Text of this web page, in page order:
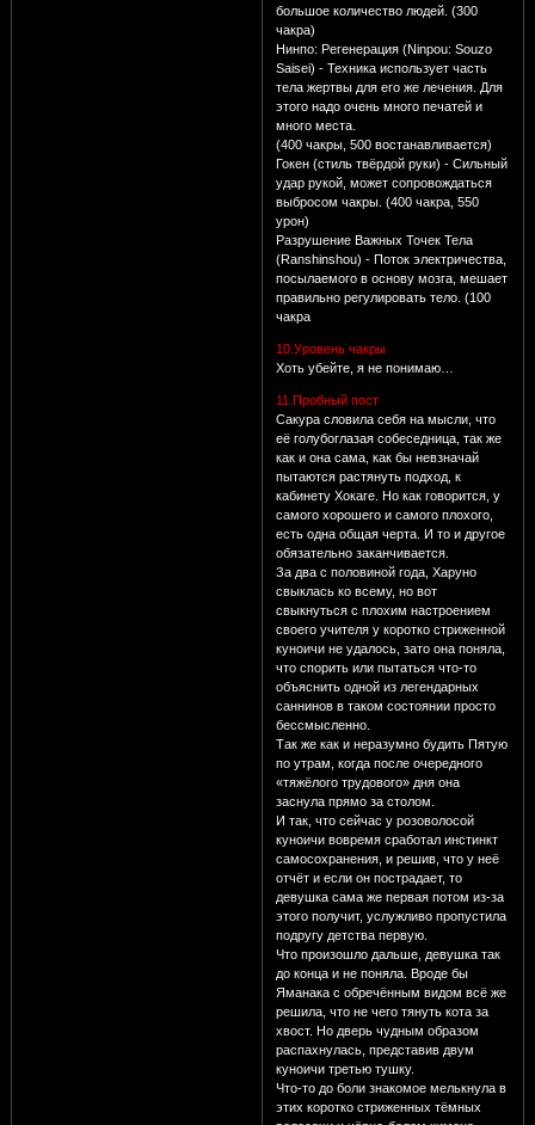
большое количество людей. (300
чакра)
Нинпо: Регенерация (Ninpou: Souzo
Saisei) - Техника использует часть
тела жертвы для его же лечения. Для
этого надо очень много печатей и
много места.
(400 чакры, 500 востанавливается)
Гокен (стиль твёрдой руки) - Сильный
удар рукой, может сопровождаться
выбросом чакры. (400 чакра, 550
урон)
Разрушение Важных Точек Тела
(Ranshinshou) - Поток электричества,
посылаемого в основу мозга, мешает
правильно регулировать тело. (100
чакра
10.Уровень чакры
Хоть убейте, я не понимаю…
11.Пробный пост
Сакура словила себя на мысли, что
её голубоглазая собеседница, так же
как и она сама, как бы невзначай
пытаются растянуть подход, к
кабинету Хокаге. Но как говорится, у
самого хорошего и самого плохого,
есть одна общая черта. И то и другое
обязательно заканчивается.
За два с половиной года, Харуно
свыклась ко всему, но вот
свыкнуться с плохим настроением
своего учителя у коротко стриженной
куноичи не удалось, зато она поняла,
что спорить или пытаться что-то
объяснить одной из легендарных
саннинов в таком состоянии просто
бессмысленно.
Так же как и неразумно будить Пятую
по утрам, когда после очередного
«тяжёлого трудового» дня она
заснула прямо за столом.
И так, что сейчас у розоволосой
куноичи вовремя сработал инстинкт
самосохранения, и решив, что у неё
отчёт и если он пострадает, то
девушка сама же первая потом из-за
этого получит, услужливо пропустила
подругу детства первую.
Что произошло дальше, девушка так
до конца и не поняла. Вроде бы
Яманака с обречённым видом всё же
решила, что не чего тянуть кота за
хвост. Но дверь чудным образом
распахнулась, представив двум
куноичи третью тушку.
Что-то до боли знакомое мелькнула в
этих коротко стриженных тёмных